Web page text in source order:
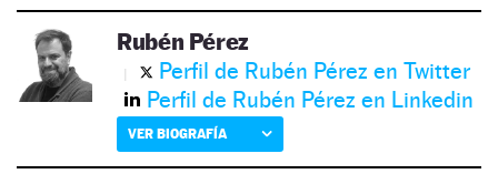
Rubén Pérez
Perfil de Rubén Pérez en Twitter
Perfil de Rubén Pérez en Linkedin
VER BIOGRAFÍA